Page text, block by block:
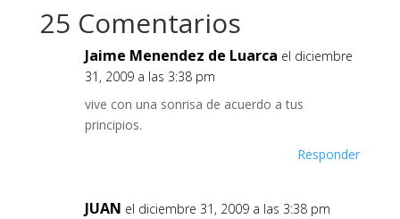
25 Comentarios
Jaime Menendez de Luarca el diciembre
31, 2009 a las 3:38 pm
vive con una sonrisa de acuerdo a tus
principios.
Responder
JUAN el diciembre 31, 2009 a las 3:38 pm